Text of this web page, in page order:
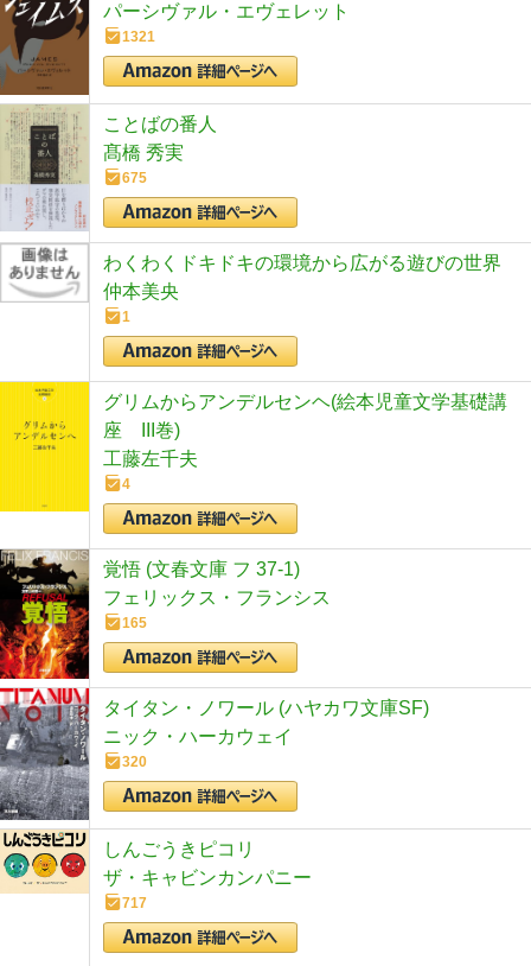
パーシヴァル・エヴェレット
1321
ことばの番人
髙橋 秀実
675
わくわくドキドキの環境から広がる遊びの世界
仲本美央
1
グリムからアンデルセンヘ(絵本児童文学基礎講
座 III巻)
工藤左千夫
4
覚悟 (文春文庫 フ 37-1)
フェリックス・フランシス
165
タイタン・ノワール (ハヤカワ文庫SF)
ニック・ハーカウェイ
320
しんごうきピコリ
ザ・キャビンカンパニー
717